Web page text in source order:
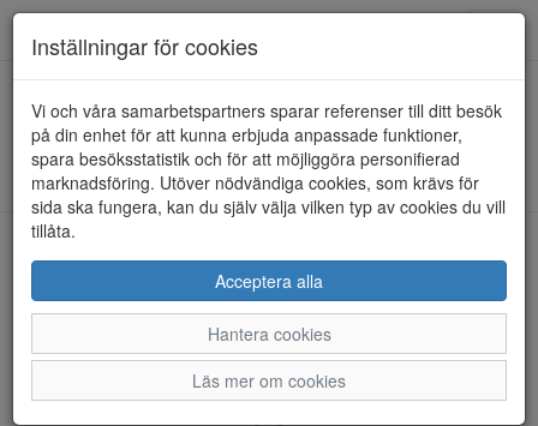
HEM RIEKER
Kunde inte hitta några artiklar...
LEVERANS INOM 4 DAGAR INOM SVERIGE
FRI FRAKT VID KÖP ÖVER 1.500 KR
Inställningar för cookies
Vi och våra samarbetspartners sparar referenser till ditt besök
på din enhet för att kunna erbjuda anpassade funktioner,
spara besöksstatistik och för att möjliggöra personifierad
marknadsföring. Utöver nödvändiga cookies, som krävs för
sida ska fungera, kan du själv välja vilken typ av cookies du vill
tillåta.
Acceptera alla
Hantera cookies
Läs mer om cookies